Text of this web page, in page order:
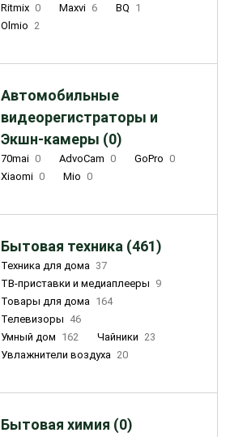
Ritmix 0 Maxvi 6 BQ 1
Olmio 2
Автомобильные
видеорегистраторы и
Экшн-камеры (0)
70mai 0 AdvoCam 0 GoPro 0
Xiaomi 0 Mio 0
Бытовая техника (461)
Техника для дома 37
ТВ-приставки и медиаплееры 9
Товары для дома 164
Телевизоры 46
Умный дом 162 Чайники 23
Увлажнители воздуха 20
Бытовая химия (0)